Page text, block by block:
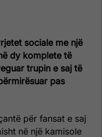
sociale me një
dy komplete të
trupin e saj të
pas
për fansat e saj
në një kamisole